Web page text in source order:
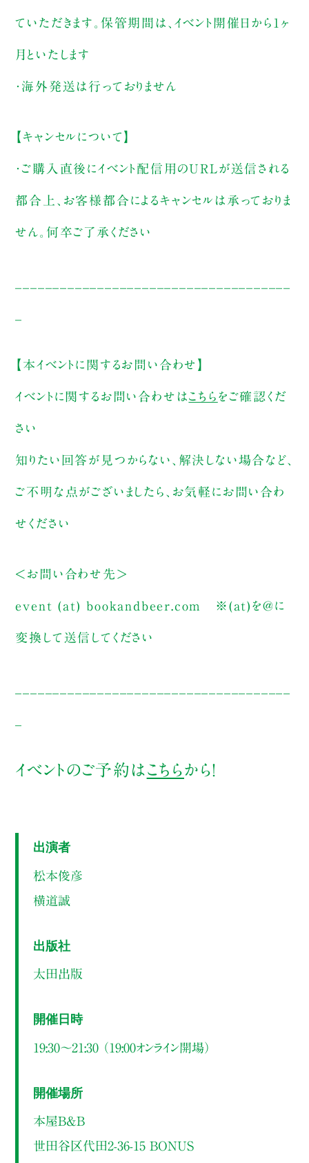
ていただきます。保管期間は、イベント開催日から1ヶ
月といたします
・海外発送は行っておりません
【キャンセルについて】
・ご購入直後にイベント配信用のURLが送信される
都合上、お客様都合によるキャンセルは承っておりま
せん。何卒ご了承ください
【本イベントに関するお問い合わせ】
イベントに関するお問い合わせはこちら をご確認くだ
さい
知りたい回答が見つからない、解決しない場合など、
ご不明な点がございましたら、お気軽にお問い合わ
せください
＜お問い合わせ先＞
event (at) bookandbeer.com ※(at)を@に
変換して送信してください
イベントのご予約は こちらから！
出演者
松本俊彦
横道誠
出版社
太田出版
開催日時
19:30～21:30 （19:00オンライン開場）
開催場所
本屋B&B
世田谷区代田2-36-15 BONUS